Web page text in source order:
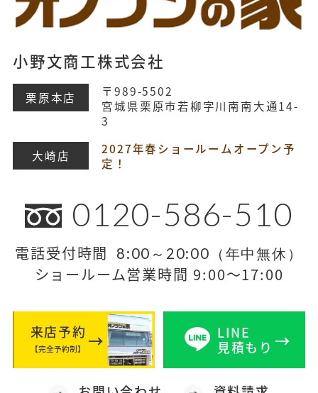
小野文商工株式会社
栗原本店
〒989-5502
宮城県栗原市若柳字川南南大通14-
3
大崎店
2027年春ショールームオープン予
定！
0120-586-510
電話受付時間 8:00～20:00（年中無休）
ショールーム営業時間 9:00～17:00
来店予約
【完全予約制】
LINE
見積もり